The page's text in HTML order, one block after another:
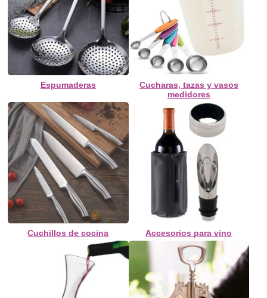
Espumaderas
Cucharas, tazas y vasos
medidores
Cuchillos de cocina Accesorios para vino